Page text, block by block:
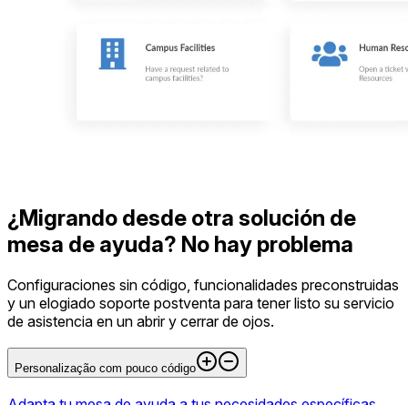
¿Migrando desde otra solución de
mesa de ayuda? No hay problema
Configuraciones sin código, funcionalidades preconstruidas
y un elogiado soporte postventa para tener listo su servicio
de asistencia en un abrir y cerrar de ojos.
Personalização com pouco código